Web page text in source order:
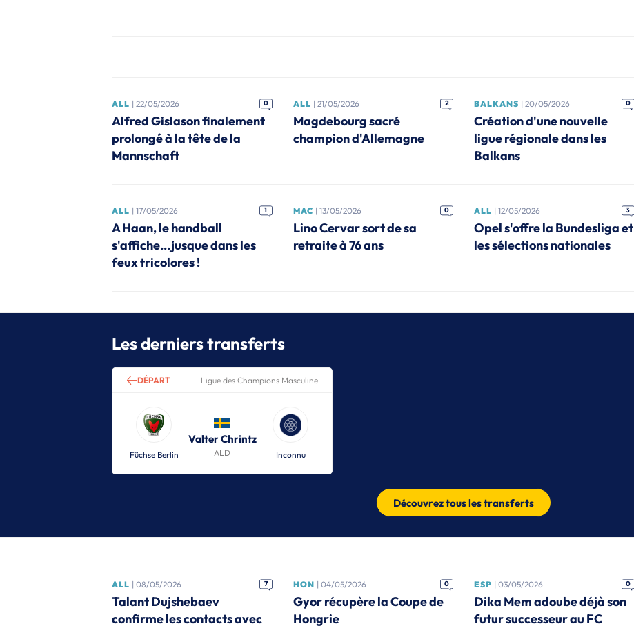
ALL | 22/05/2026 0
Alfred Gislason finalement
prolongé à la tête de la
Mannschaft
ALL | 21/05/2026 2
Magdebourg sacré
champion d'Allemagne
BALKANS | 20/05/2026 0
Création d'une nouvelle
ligue régionale dans les
Balkans
ALL | 17/05/2026 1
A Haan, le handball
s'affiche...jusque dans les
feux tricolores !
MAC | 13/05/2026 0
Lino Cervar sort de sa
retraite à 76 ans
ALL | 12/05/2026 3
Opel s'offre la Bundesliga et
les sélections nationales
Les derniers transferts
DÉPART Ligue des Champions Masculine
Füchse Berlin
Valter Chrintz
ALD Inconnu
Découvrez tous les transferts
ALL | 08/05/2026 7
Talant Dujshebaev
confirme les contacts avec
HON | 04/05/2026 0
Gyor récupère la Coupe de
Hongrie
ESP | 03/05/2026 0
Dika Mem adoube déjà son
futur successeur au FC